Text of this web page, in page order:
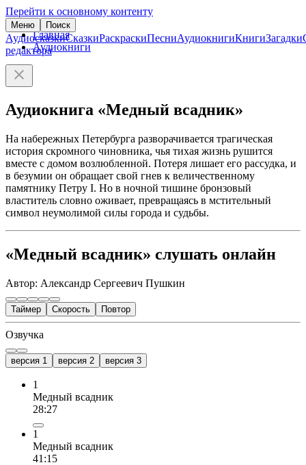
Перейти к основному контенту
Меню Поиск
АудиосказкиСказкиРаскраскиПесниАудиокнигиКнигиЗагадки
редактора
Главная
Аудиокниги
Аудиокнига «Медный всадник»
На набережных Петербурга разворачивается трагическая
история скромного чиновника, чья тихая жизнь рушится
вместе с домом возлюбленной. Потеря лишает его рассудка, и
в безумии он обращает свой гнев к величественному
памятнику Петру I. Но в ночной тишине бронзовый
властитель словно оживает, превращаясь в мстительный
символ неумолимой силы города и судьбы.
«Медный всадник» слушать онлайн
Автор: Александр Сергеевич Пушкин
Таймер Скорость Повтор
Озвучка
версия 1 версия 2 версия 3
1
Медный всадник
28:27
1
Медный всадник
41:15